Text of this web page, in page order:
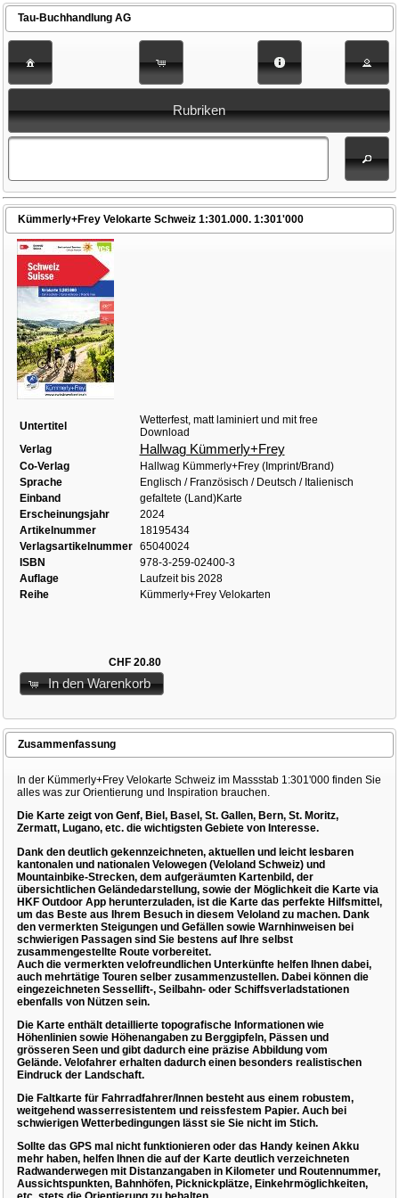
Tau-Buchhandlung AG
Rubriken
Kümmerly+Frey Velokarte Schweiz 1:301.000. 1:301'000
Untertitel
Wetterfest, matt laminiert und mit free
Download
Verlag
Hallwag Kümmerly+Frey
Co-Verlag
Hallwag Kümmerly+Frey (Imprint/Brand)
Sprache
Englisch / Französisch / Deutsch / Italienisch
Einband
gefaltete (Land)Karte
Erscheinungsjahr
2024
Artikelnummer
18195434
Verlagsartikelnummer
65040024
ISBN
978-3-259-02400-3
Auflage
Laufzeit bis 2028
Reihe
Kümmerly+Frey Velokarten
CHF 20.80
In den Warenkorb
Zusammenfassung
In der Kümmerly+Frey Velokarte Schweiz im Massstab 1:301'000 finden Sie
alles was zur Orientierung und Inspiration brauchen.
Die Karte zeigt von Genf, Biel, Basel, St. Gallen, Bern, St. Moritz,
Zermatt, Lugano, etc. die wichtigsten Gebiete von Interesse.
Dank den deutlich gekennzeichneten, aktuellen und leicht lesbaren
kantonalen und nationalen Velowegen (Veloland Schweiz) und
Mountainbike-Strecken, dem aufgeräumten Kartenbild, der
übersichtlichen Geländedarstellung, sowie der Möglichkeit die Karte via
HKF Outdoor App herunterzuladen, ist die Karte das perfekte Hilfsmittel,
um das Beste aus Ihrem Besuch in diesem Veloland zu machen. Dank
den vermerkten Steigungen und Gefällen sowie Warnhinweisen bei
schwierigen Passagen sind Sie bestens auf Ihre selbst
zusammengestellte Route vorbereitet.
Auch die vermerkten velofreundlichen Unterkünfte helfen Ihnen dabei,
auch mehrtätige Touren selber zusammenzustellen. Dabei können die
eingezeichneten Sessellift-, Seilbahn- oder Schiffsverladstationen
ebenfalls von Nützen sein.
Die Karte enthält detaillierte topografische Informationen wie
Höhenlinien sowie Höhenangaben zu Berggipfeln, Pässen und
grösseren Seen und gibt dadurch eine präzise Abbildung vom
Gelände. Velofahrer erhalten dadurch einen besonders realistischen
Eindruck der Landschaft.
Die Faltkarte für Fahrradfahrer/Innen besteht aus einem robustem,
weitgehend wasserresistentem und reissfestem Papier. Auch bei
schwierigen Wetterbedingungen lässt sie Sie nicht im Stich.
Sollte das GPS mal nicht funktionieren oder das Handy keinen Akku
mehr haben, helfen Ihnen die auf der Karte deutlich verzeichneten
Radwanderwegen mit Distanzangaben in Kilometer und Routennummer,
Aussichtspunkten, Bahnhöfen, Picknickplätze, Einkehrmöglichkeiten,